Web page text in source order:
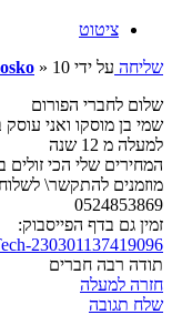
ציטוט
שליחה על ידי » 10 ינואר 2017, 12:36
שלום לחברי הפורום
שמי בן מוסקו ואני עוסק
למעלה מ 12 שנה
המחירים שלי הכי
מוזמנים להתקשר\
0524853869
זמין גם בדף הפייסבוק:
230301137419096
תודה רבה חברים
חזרה למעלה
שלח תגובה